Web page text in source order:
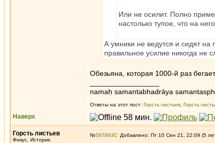
Или не осилит. Полно
настолько тупое, что на
А умники не ведутся и сидят
правильное усилие никогда не
Обезьяна, которая 1000-й раз
namaḥ samantabhadrāya
Ответы на этот пост: Горсть листьев Горсть
Наверх
Горсть листьев
Фикус, Историк
№587883 Добавлено: Пт 10 Сен 21, 22:09 (5